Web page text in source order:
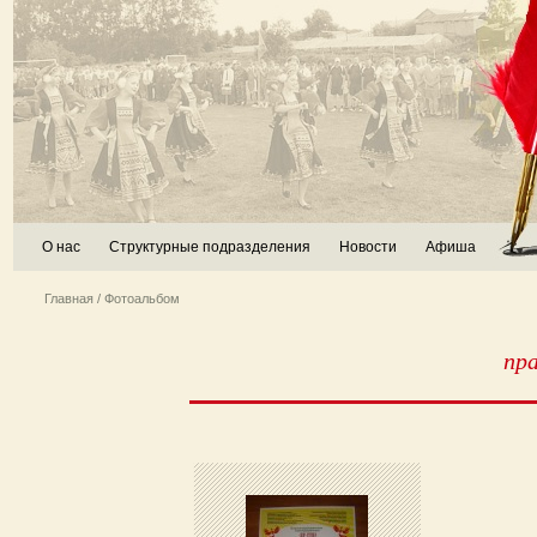
О нас Структурные подразделения Новости Афиша
Главная / Фотоальбом